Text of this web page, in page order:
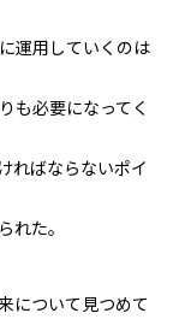
運用していくのは
も必要になってく
ればならないポイ
れた。
について見つめて